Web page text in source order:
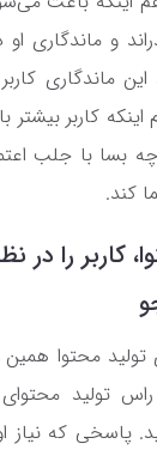
و ماندگاری
این ماندگاری
کاربر بیشتر
بسا با جلب
کند.
کاربر را در
تولید محتوا
تولید
پاسخی که نیاز